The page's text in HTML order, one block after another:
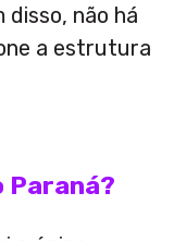
disso, não há
a estrutura
Paraná?